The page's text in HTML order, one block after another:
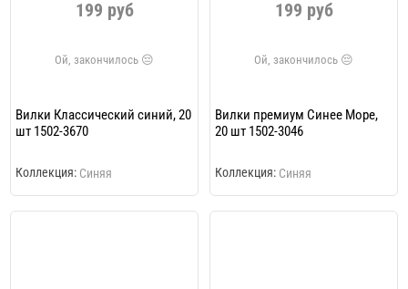
199 руб
Вилки Классический синий, 20
шт 1502-3670
Коллекция: Синяя
199 руб
Вилки премиум Синее Море,
20 шт 1502-3046
Коллекция: Синяя